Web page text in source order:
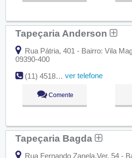
Tapeçaria Anderson
Rua Pátria, 401 - Bairro: Vila
09390-400
(11) 4518-2695
ver telefone
Comente
Tapeçaria Bagda
Rua Fernando Zanela,Ver, 54 -